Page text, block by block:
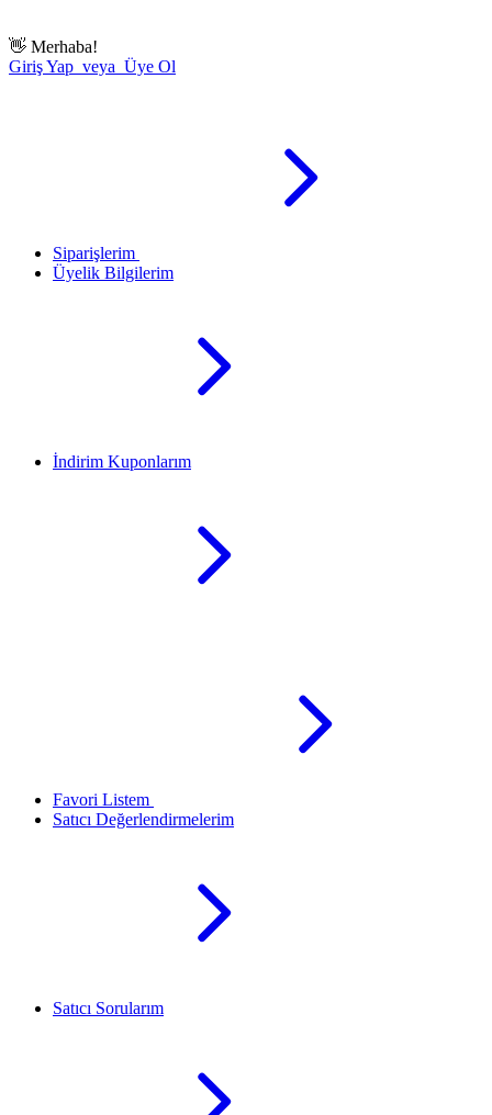
👋 Merhaba!
Giriş Yap veya Üye Ol
Siparişlerim
Üyelik Bilgilerim
İndirim Kuponlarım
Favori Listem
Satıcı Değerlendirmelerim
Satıcı Sorularım